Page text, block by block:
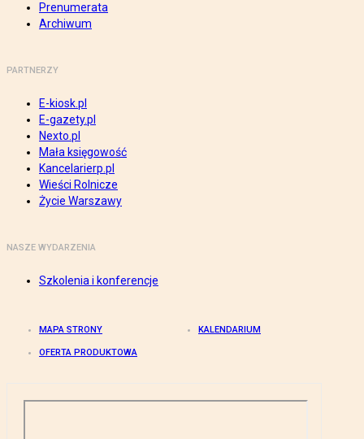
Prenumerata
Archiwum
PARTNERZY
E-kiosk.pl
E-gazety.pl
Nexto.pl
Mała księgowość
Kancelarierp.pl
Wieści Rolnicze
Życie Warszawy
NASZE WYDARZENIA
Szkolenia i konferencje
MAPA STRONY KALENDARIUM
OFERTA PRODUKTOWA